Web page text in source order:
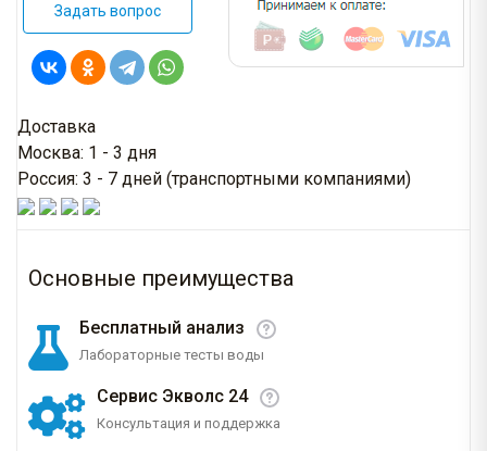
Задать вопрос
Доставка
Москва: 1 - 3 дня
Россия: 3 - 7 дней (транспортными компаниями)
Основные преимущества
Бесплатный анализ
Лабораторные тесты воды
Сервис Экволс 24
Консультация и поддержка